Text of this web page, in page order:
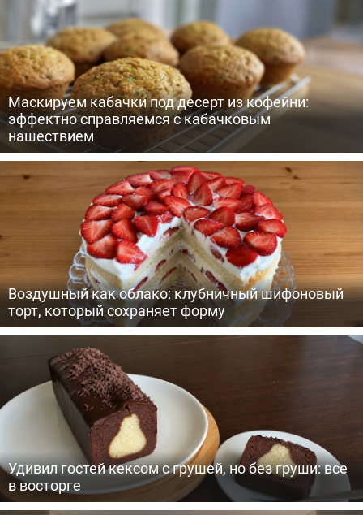
Маскируем кабачки под десерт из кофейни:
эффектно справляемся с кабачковым
нашествием
Воздушный как облако: клубничный шифоновый
торт, который сохраняет форму
Удивил гостей кексом с грушей, но без груши: все
в восторге